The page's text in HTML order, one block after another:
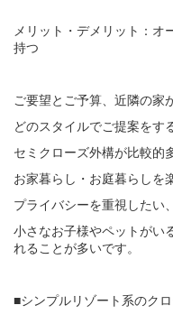
メリット・デメリット：オ
持つ
ご要望とご予算、近隣の家
どのスタイルでご提案をす
セミクローズ外構が比較的
お家暮らし・お庭暮らしを
プライバシーを重視したい、
小さなお子様やペットがい
れることが多いです。
■シンプルリゾート系のク